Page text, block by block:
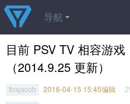
导航
目前 PSV TV 相容游戏
（2014.9.25 更新）
foxjacob 2016-04-15 15:45编辑